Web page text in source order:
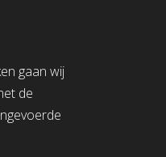
gaan wij
de